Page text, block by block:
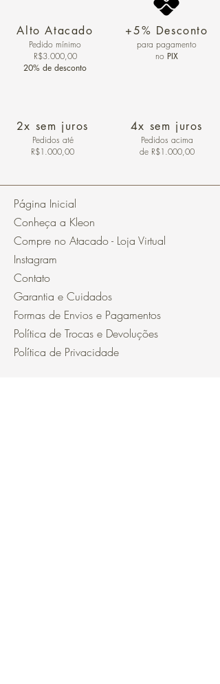
Alto Atacado
Pedido mínimo
R$3.000,00
20% de desconto
2x sem juros
Pedidos até
R$1.000,00
+5% Desconto
para pagamento
no PIX
4x sem juros
Pedidos acima
de R$1.000,00
Página Inicial
Conheça a Kleon
Compre no Atacado - Loja Virtual
Instagram
Contato
Garantia e Cuidados
Formas de Envios e Pagamentos
Política de Trocas e Devoluções
Política de Privacidade